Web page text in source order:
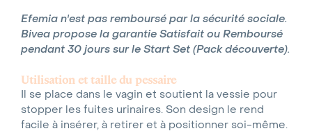
Efemia n'est pas remboursé par la sécurité sociale.
Bivea propose la garantie Satisfait ou Remboursé
pendant 30 jours sur le Start Set (Pack découverte).
Utilisation et taille du pessaire
Il se place dans le vagin et soutient la vessie pour
stopper les fuites urinaires. Son design le rend
facile à insérer, à retirer et à positionner soi-même.